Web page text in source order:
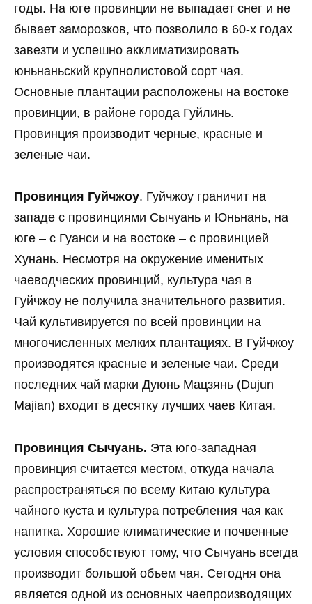
годы. На юге провинции не выпадает снег и не
бывает заморозков, что позволило в 60-х годах
завезти и успешно акклиматизировать
юньнаньский крупнолистовой сорт чая.
Основные плантации расположены на востоке
провинции, в районе города Гуйлинь.
Провинция производит черные, красные и
зеленые чаи.
Провинция Гуйчжоу. Гуйчжоу граничит на
западе с провинциями Сычуань и Юньнань, на
юге – с Гуанси и на востоке – с провинцией
Хунань. Несмотря на окружение именитых
чаеводческих провинций, культура чая в
Гуйчжоу не получила значительного развития.
Чай культивируется по всей провинции на
многочисленных мелких плантациях. В Гуйчжоу
производятся красные и зеленые чаи. Среди
последних чай марки Дуюнь Мацзянь (Dujun
Majian) входит в десятку лучших чаев Китая.
Провинция Сычуань. Эта юго-западная
провинция считается местом, откуда начала
распространяться по всему Китаю культура
чайного куста и культура потребления чая как
напитка. Хорошие климатические и почвенные
условия способствуют тому, что Сычуань всегда
производит большой объем чая. Сегодня она
является одной из основных чаепроизводящих